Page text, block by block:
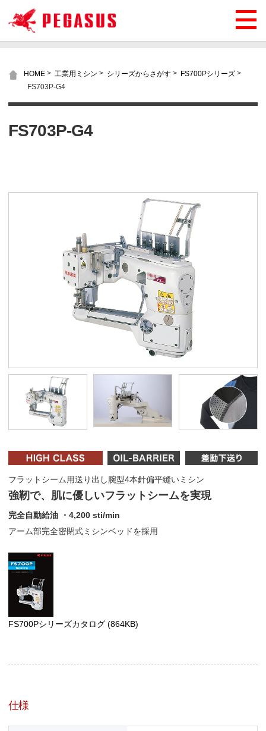
HOME > 工業用ミシン > シリーズからさがす > FS700Pシリーズ >
FS703P-G4
FS703P-G4
フラットシーム用送り出し腕型4本針偏平縫いミシン
強靭で、肌に優しいフラットシームを実現
完全自動給油 ・4,200 sti/min
アーム部完全密閉式ミシンベッドを採用
FS700Pシリーズカタログ (864KB)
仕様